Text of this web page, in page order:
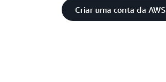
Criar uma conta da AWS